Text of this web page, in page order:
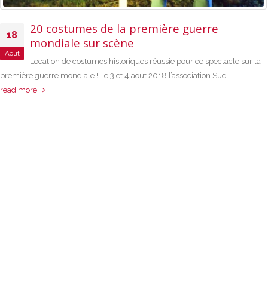
de la première guerre
sur scène
historiques réussie pour ce spectacle sur la
! Le 3 et 4 aout 2018 l’association Sud...
14
AFTER
belle affiche